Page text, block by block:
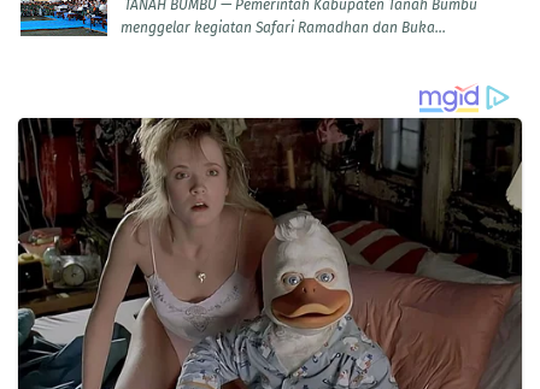
TANAH BUMBU — Pemerintah Kabupaten Tanah Bumbu
menggelar kegiatan Safari Ramadhan dan Buka...